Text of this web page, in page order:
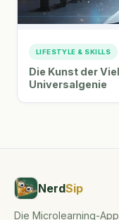
LIFESTYLE & SKILLS
Die Kunst der
Universalgenie
NerdSip
Die Microlearning-